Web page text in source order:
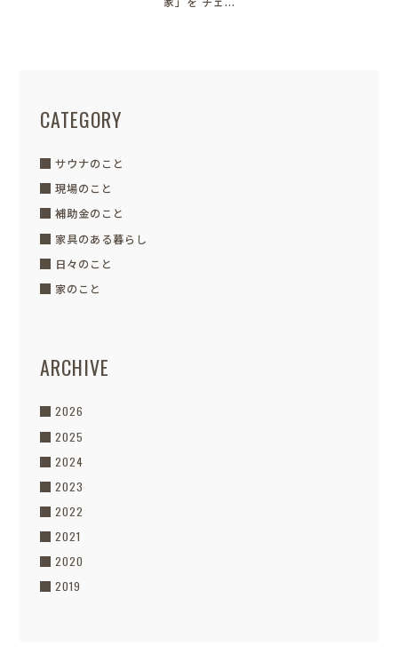
CATEGORY
サウナのこと
現場のこと
補助金のこと
家具のある暮らし
日々のこと
家のこと
ARCHIVE
2026
2025
2024
2023
2022
2021
2020
2019